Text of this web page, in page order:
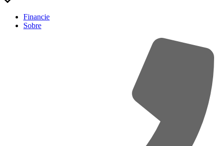
Financie
Sobre